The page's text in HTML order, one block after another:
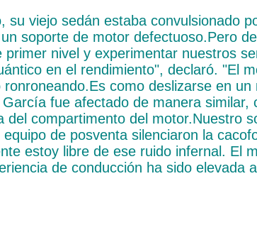
su viejo sedán estaba convulsionado
soporte de motor defectuoso.Pero
nivel y experimentar nuestros
en el rendimiento", declaró. "El
como deslizarse en
fue afectado de manera similar,
del compartimento del motor.Nuestro
de posventa silenciaron la
estoy libre de ese ruido infernal. El
de conducción ha sido elevada